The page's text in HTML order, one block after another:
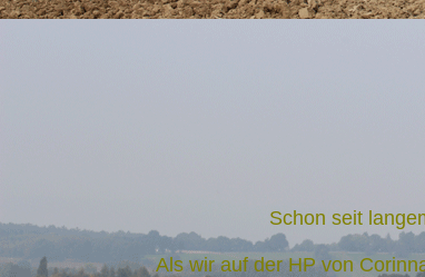
Schon seit
Als wir auf der HP von